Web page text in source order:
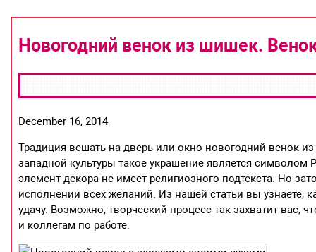
Новогодний венок из шишек.
December 16, 2014
Традиция вешать на дверь или окно новогодний венок
западной культуры такое украшение является
элемент декора не имеет религиозного подтекста. Но
исполнении всех желаний. Из нашей статьи вы
удачу. Возможно, творческий процесс так захватит
и коллегам по работе.